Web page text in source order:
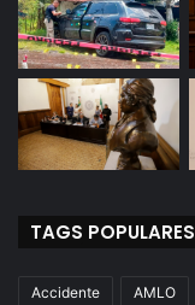
TAGS POPULARES
Accidente AMLO